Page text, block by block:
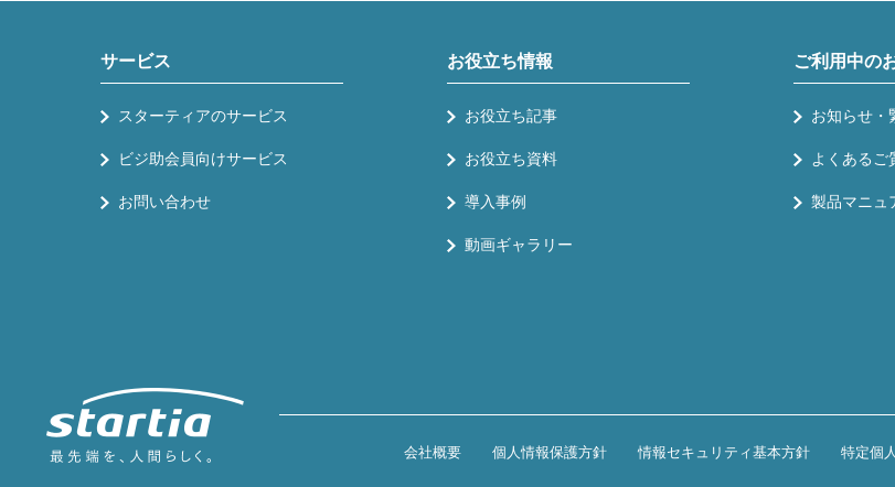
サービス
スターティアのサービス
ビジ助会員向けサービス
お問い合わせ
お役立ち情報
お役立ち記事
お役立ち資料
導入事例
動画ギャラリー
ご利用中の
お知らせ・
よくあるご
製品マニュ
会社概要 個人情報保護方針 情報セキュリティ基本方針 特定個